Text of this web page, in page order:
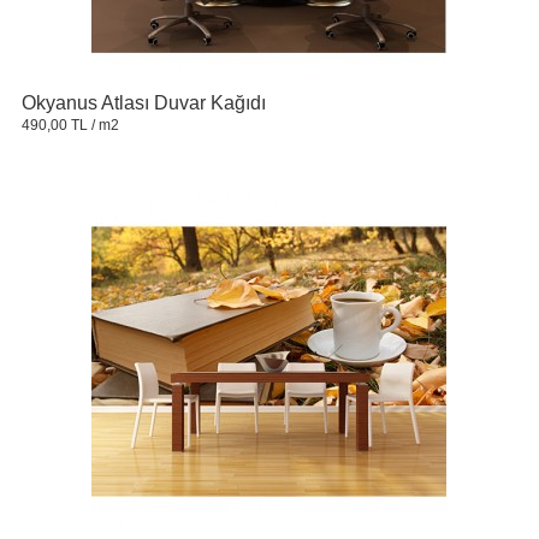
Okyanus Atlası Duvar Kağıdı
490,00 TL/ m2